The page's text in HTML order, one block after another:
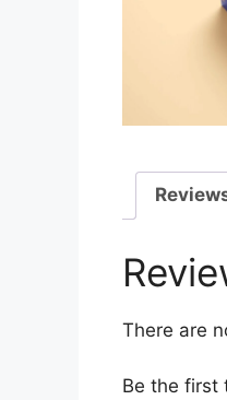
There are
Be the first to